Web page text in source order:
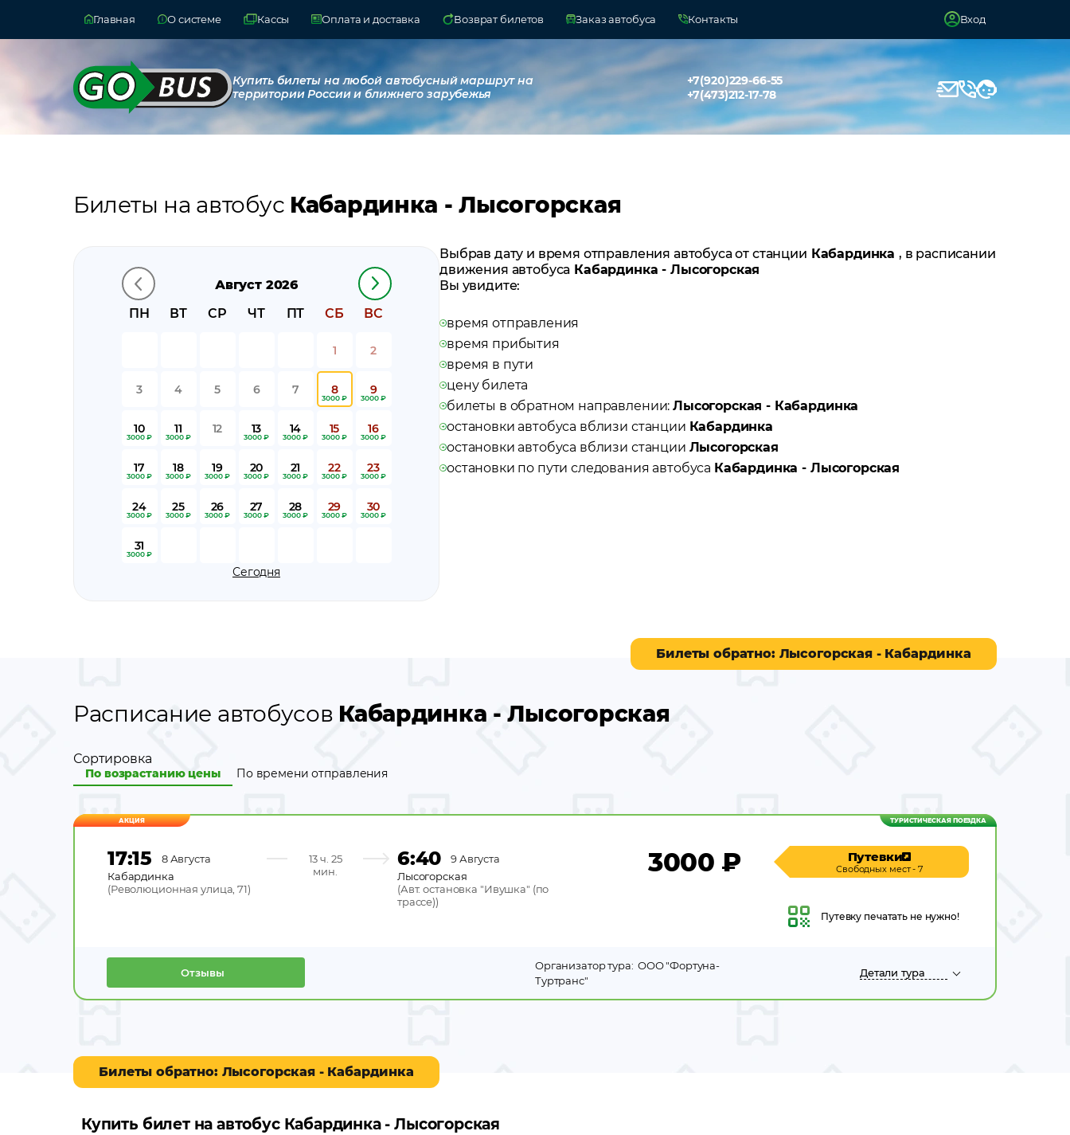
Главная О системе Кассы Оплата и доставка Возврат билетов Заказ автобуса Контакты Вход
Купить билеты на любой автобусный маршрут на
территории России и ближнего зарубежья
+7(920)229-66-55
+7(473)212-17-78
Билеты на автобус Кабардинка - Лысогорская
Август 2026
ПН
ВТ СР ЧТ ПТ СБ ВС
1 2
3 4 5 6 7 8
3000 ₽
9
3000 ₽
10
3000 ₽
11
3000 ₽
12 13
3000 ₽
14
3000 ₽
15
3000 ₽
16
3000 ₽
17
3000 ₽
18
3000 ₽
19
3000 ₽
20
3000 ₽
21
3000 ₽
22
3000 ₽
23
3000 ₽
24
3000 ₽
25
3000 ₽
26
3000 ₽
27
3000 ₽
28
3000 ₽
29
3000 ₽
30
3000 ₽
31
3000 ₽
Сегодня
Выбрав дату и время отправления автобуса от станции Кабардинка , в расписании
движения автобуса Кабардинка - Лысогорская
Вы увидите:
время отправления
время прибытия
время в пути
цену билета
билеты в обратном направлении:Лысогорская - Кабардинка
остановки автобуса вблизи станции Кабардинка
остановки автобуса вблизи станции Лысогорская
остановки по пути следования автобуса Кабардинка - Лысогорская
Расписание автобусов Кабардинка - Лысогорская
Сортировка
По возрастанию цены По времени отправления
Билеты обратно: Лысогорская - Кабардинка
АКЦИЯ ТУРИСТИЧЕСКАЯ ПОЕЗДКА
17:15
8 Августа
Кабардинка
(Революционная улица, 71)
13 ч. 25
мин.
6:40
9 Августа
Лысогорская
(Авт. остановка "Ивушка" (по
трассе))
3000 ₽ Путевки
Свободных мест - 7
Путевку печатать не нужно!
Отзывы
Организатор тура: ООО "Фортуна-
Туртранс"
Деталитура
Билеты обратно: Лысогорская - Кабардинка
Купить билет на автобус Кабардинка - Лысогорская